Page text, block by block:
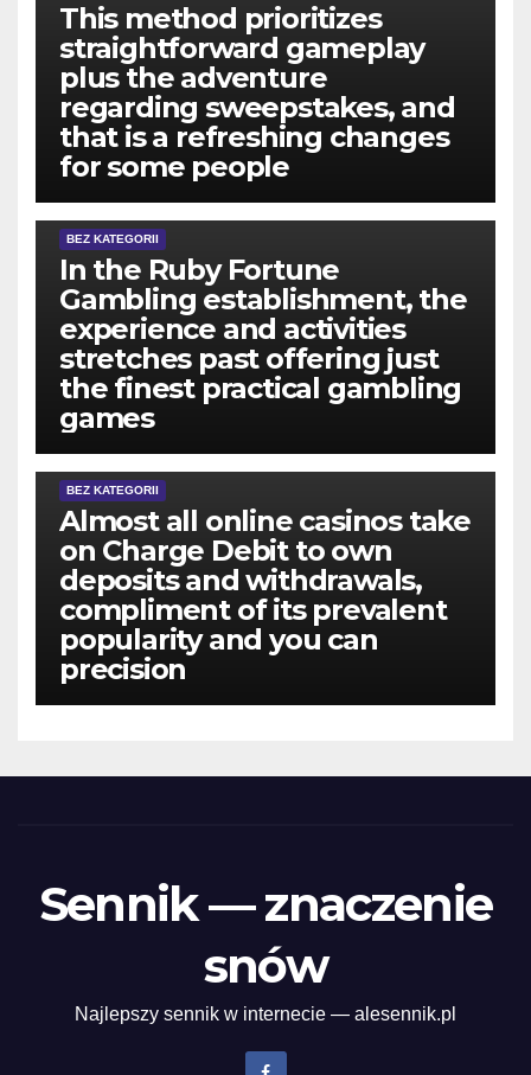
This method prioritizes
straightforward gameplay
plus the adventure
regarding sweepstakes, and
that is a refreshing changes
for some people
BEZ KATEGORII
In the Ruby Fortune
Gambling establishment, the
experience and activities
stretches past offering just
the finest practical gambling
games
BEZ KATEGORII
Almost all online casinos take
on Charge Debit to own
deposits and withdrawals,
compliment of its prevalent
popularity and you can
precision
Sennik — znaczenie
snów
Najlepszy sennik w internecie — alesennik.pl